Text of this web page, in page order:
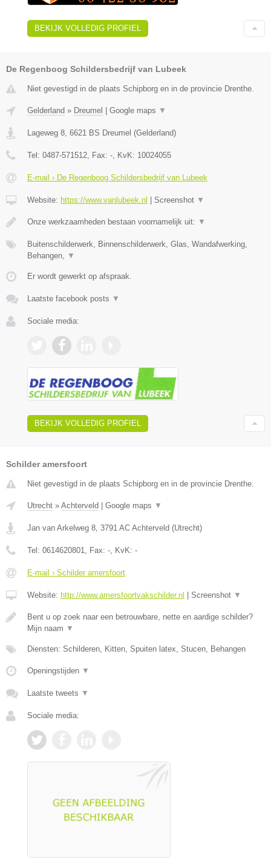
BEKIJK VOLLEDIG PROFIEL
De Regenboog Schildersbedrijf van Lubeek
Niet gevestigd in de plaats Schipborg en in de provincie Drenthe.
Gelderland » Dreumel | Google maps ▼
Lageweg 8 6621 BS Dreumel (Gelderland)
Tel: 0487-571512 , Fax: - , KvK: 10024055
E-mail › De Regenboog Schildersbedrijf van Lubeek
Website: https://www.vanlubeek.nl | Screenshot ▼
Onze werkzaamheden bestaan voornamelijk uit: ▼
Buitenschilderwerk, Binnenschilderwerk, Glas, Wandafwerking,
Behangen,
▼
Er wordt gewerkt op afspraak.
Laatste facebook posts ▼
Sociale media:
BEKIJK VOLLEDIG PROFIEL
Schilder amersfoort
Niet gevestigd in de plaats Schipborg en in de provincie Drenthe.
Utrecht » Achterveld Google maps ▼
Jan van Arkelweg 8, 3791 AC Achterveld (Utrecht)
Tel: 0614620801, Fax: -, KvK: -
E-mail › Schilder amersfoort
Website: http://www.amersfoortvakschilder.nl Screenshot ▼
Bent u op zoek naar een betrouwbare, nette en aardige schilder?
Mijn naam ▼
Diensten: Schilderen, Kitten, Spuiten latex, Stucen, Behangen
Openingstijden ▼
Laatste tweets ▼
Sociale media: